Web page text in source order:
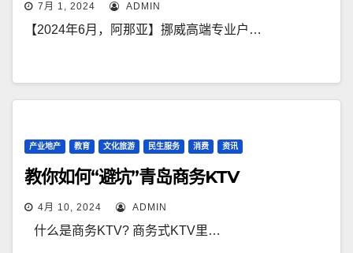
7月 1, 2024 ADMIN
【2024年6月，阿那亚】挪威高端专业户…
产业地产 教育 文化旅游 民生服务 消费 资讯
教你如何“避坑”青岛商务KTV
4月 10, 2024 ADMIN
什么是商务KTV? 商务式KTV里…